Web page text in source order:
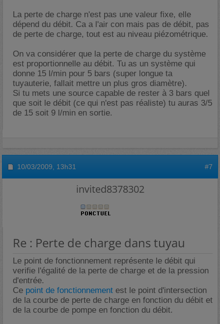
La perte de charge n'est pas une valeur fixe, elle
dépend du débit. Ca a l'air con mais pas de débit, pas
de perte de charge, tout est au niveau piézométrique.
On va considérer que la perte de charge du système
est proportionnelle au débit. Tu as un système qui
donne 15 l/min pour 5 bars (super longue ta
tuyauterie, fallait mettre un plus gros diamètre).
Si tu mets une source capable de rester à 3 bars quel
que soit le débit (ce qui n'est pas réaliste) tu auras 3/5
de 15 soit 9 l/min en sortie.
10/03/2009, 13h31 #7
invited8378302
Re : Perte de charge dans tuyau
Le point de fonctionnement représente le débit qui
verifie l'égalité de la perte de charge et de la pression
d'entrée.
Ce point de fonctionnement est le point d'intersection
de la courbe de perte de charge en fonction du débit et
de la courbe de pompe en fonction du débit.